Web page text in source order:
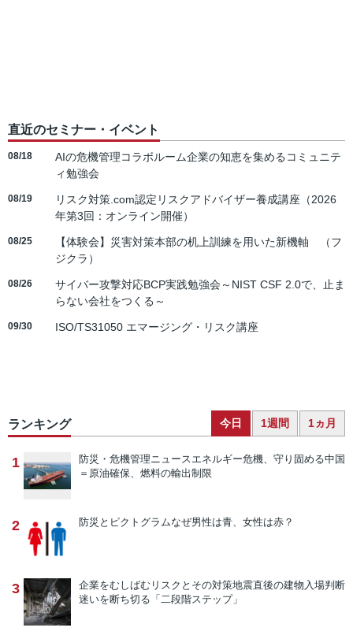
直近のセミナー・イベント
08/18
AIの危機管理コラボルーム企業の知恵を集めるコミュニテ
ィ勉強会
08/19
リスク対策.com認定リスクアドバイザー養成講座（2026
年第3回：オンライン開催）
08/25
【体験会】災害対策本部の机上訓練を用いた新機軸 （フ
ジクラ）
08/26
サイバー攻撃対応BCP実践勉強会～NIST CSF 2.0で、止ま
らない会社をつくる～
09/30 ISO/TS31050 エマージング・リスク講座
ランキング 今日 1週間 1ヵ月
1 防災・危機管理ニュース エネルギー危機、守り固める中国
＝原油確保、燃料の輸出制限
2 防災とピクトグラムなぜ男性は青、女性は赤？
3 企業をむしばむリスクとその対策地震直後の建物入場判断
迷いを断ち切る「二段階ステップ」